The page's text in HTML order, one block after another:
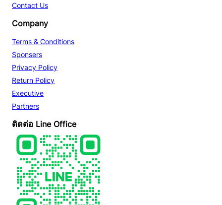
Contact Us
Company
Terms & Conditions
Sponsers
Privacy Policy
Return Policy
Executive
Partners
ติดต่อ Line Office